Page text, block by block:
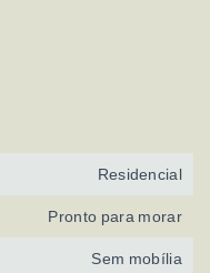
Residencial
Pronto para morar
Sem mobília